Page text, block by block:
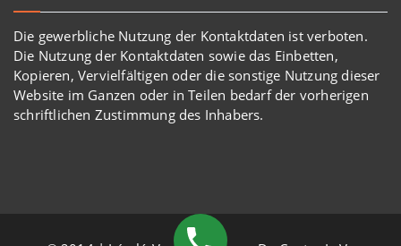
Die gewerbliche Nutzung der Kontaktdaten ist verboten.
Die Nutzung der Kontaktdaten sowie das Einbetten,
Kopieren, Vervielfältigen oder die sonstige Nutzung dieser
Website im Ganzen oder in Teilen bedarf der vorherigen
schriftlichen Zustimmung des Inhabers.